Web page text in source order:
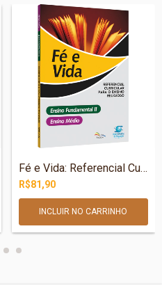
Fé e Vida: Referencial Curricular para o...
R$81,90